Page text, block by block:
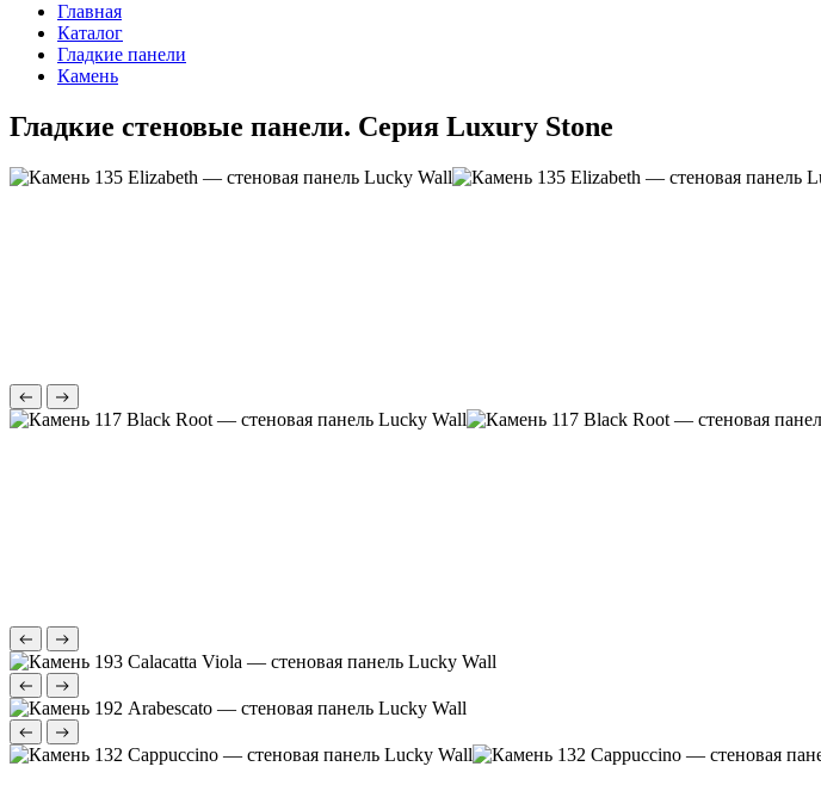
Главная
Каталог
Гладкие панели
Камень
Гладкие стеновые панели. Серия Luxury Stone